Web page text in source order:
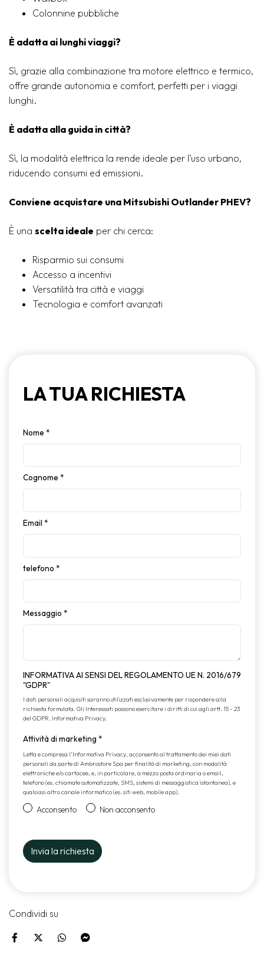
Colonnine pubbliche
È adatta ai lunghi viaggi?
Sì, grazie alla combinazione tra motore elettrico e termico,
offre grande autonomia e comfort, perfetti per i viaggi
lunghi.
È adatta alla guida in città?
Sì, la modalità elettrica la rende ideale per l’uso urbano,
riducendo consumi ed emissioni.
Conviene acquistare una Mitsubishi Outlander PHEV?
È una scelta ideale per chi cerca:
Risparmio sui consumi
Accesso a incentivi
Versatilità tra città e viaggi
Tecnologia e comfort avanzati
LA TUA RICHIESTA
Nome *
Cognome *
Email *
telefono *
Messaggio *
INFORMATIVA AI SENSI DEL REGOLAMENTO UE N. 2016/679
"GDPR"
I dati personali acquisiti saranno utilizzati esclusivamente per rispondere alla
richiesta formulata. Gli Interessati possono esercitare i diritti di cui agli artt. 15 - 23
del GDPR. Informativa Privacy.
Attività di marketing *
Letta e compresa l’Informativa Privacy, acconsento al trattamento dei miei dati
personali da parte di Ambrostore Spa per finalità di marketing, con modalità
elettroniche e/o cartacee, e, in particolare, a mezzo posta ordinaria o email,
telefono (es. chiamate automatizzate, SMS, sistemi di messaggistica istantanea), e
qualsiasi altro canale informatico (es. siti web, mobile app).
Acconsento Non acconsento
Condividi su